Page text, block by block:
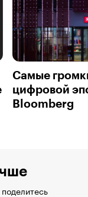
Самые
цифровой
Bloomberg